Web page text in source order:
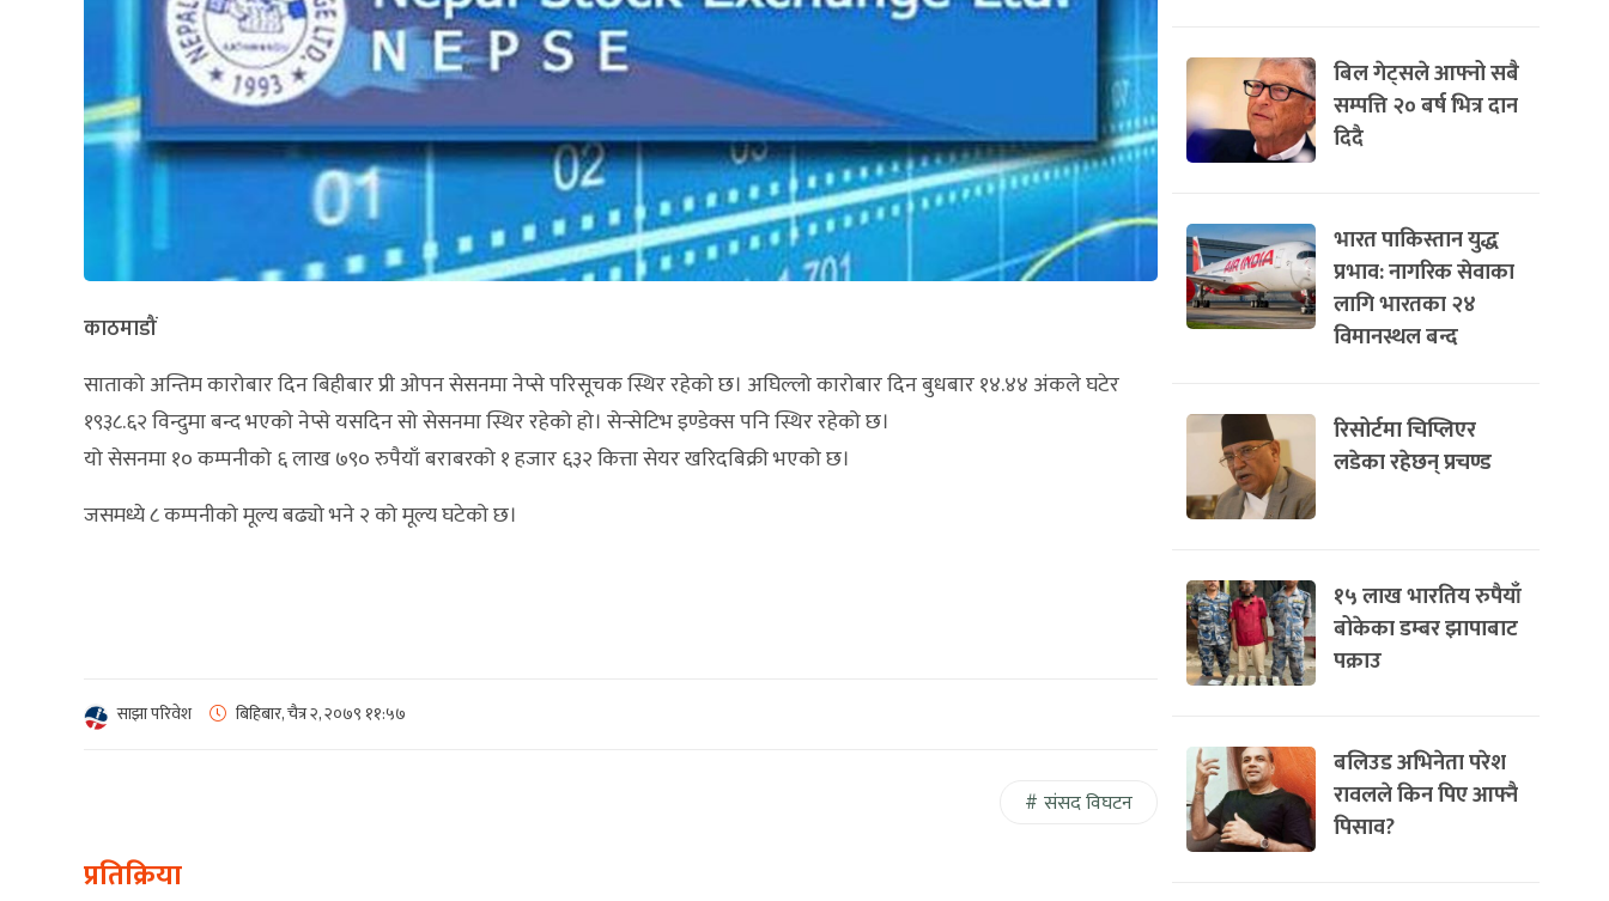
काठमाडौं
साताको अन्तिम कारोबार दिन बिहीबार प्री ओपन सेसनमा नेप्से परिसूचक स्थिर रहेको छ। अघिल्लो कारोबार दिन बुधबार १४.४४ अंकले घटेर
१९३८.६२ विन्दुमा बन्द भएको नेप्से यसदिन सो सेसनमा स्थिर रहेको हो। सेन्सेटिभ इण्डेक्स पनि स्थिर रहेको छ।
यो सेसनमा १० कम्पनीको ६ लाख ७९० रुपैयाँ बराबरको १ हजार ६३२ कित्ता सेयर खरिदबिक्री भएको छ।
जसमध्ये ८ कम्पनीको मूल्य बढ्यो भने २ को मूल्य घटेको छ।
साझा परिवेश बिहिबार, चैत्र २, २०७९ ११:५७
संसद विघटन
प्रतिक्रिया
बिल गेट्सले आफ्नो सबै
सम्पत्ति २० बर्ष भित्र दान
दिदै
भारत पाकिस्तान युद्ध
प्रभाव: नागरिक सेवाका
लागि भारतका २४
विमानस्थल बन्द
रिसोर्टमा चिप्लिएर
लडेका रहेछन् प्रचण्ड
१५ लाख भारतिय रुपैयाँ
बोकेका डम्बर झापाबाट
पक्राउ
बलिउड अभिनेता परेश
रावलले किन पिए आफ्नै
पिसाव?